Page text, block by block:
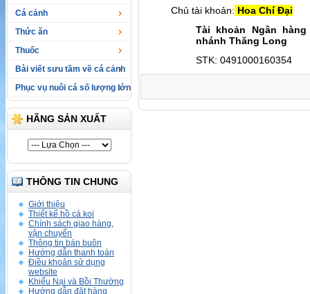
Cá cảnh
Thức ăn
Thuốc
Bài viết sưu tầm về cá cảnh
Phục vụ nuôi cá số lượng lớn
HÃNG SẢN XUẤT
THÔNG TIN CHUNG
Giới thiệu
Thiết kế hồ cá koi
Chính sách giao hàng,
vận chuyển
Thông tin bán buôn
Hướng dẫn thanh toán
Điều khoản sử dụng
website
Khiếu Nại và Bồi Thường
Hướng dẫn đặt hàng
Chủ tài khoản: Hoa Chí Đại
Tài khoản Ngân
nhánh Thăng Long
STK: 0491000160354